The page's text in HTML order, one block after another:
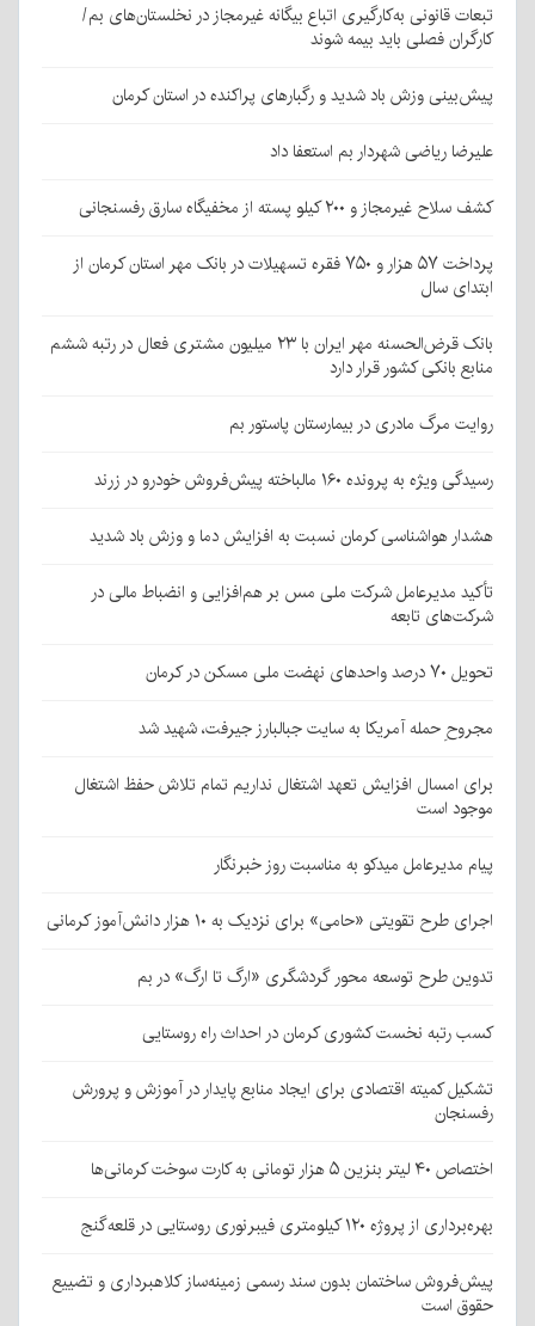
تبعات قانونی به‌کارگیری اتباع بیگانه غیرمجاز در نخلستان‌های بم/
کارگران فصلی باید بیمه شوند
پیش‌بینی وزش باد شدید و رگبارهای پراکنده در استان کرمان
علیرضا ریاضی شهردار بم استعفا داد
کشف سلاح غیرمجاز و ۲۰۰ کیلو پسته از مخفیگاه سارق رفسنجانی
پرداخت ۵۷ هزار و ۷۵۰ فقره تسهیلات در بانک مهر استان کرمان از
ابتدای سال
بانک قرض‌الحسنه مهر ایران با ۲۳ میلیون مشتری فعال در رتبه ششم
منابع بانکی کشور قرار دارد
روایت مرگ مادری در بیمارستان پاستور بم
رسیدگی ویژه به پرونده ۱۶۰ مالباخته پیش‌فروش خودرو در زرند
هشدار هواشناسی کرمان نسبت به افزایش دما و وزش باد شدید
تأکید مدیرعامل شرکت ملی مس بر هم‌افزایی و انضباط مالی در
شرکت‌های تابعه
تحویل ۷۰ درصد واحدهای نهضت ملی مسکن در کرمان
مجروحِ حمله آمریکا به سایت جبالبارز جیرفت، شهید شد
برای امسال افزایش تعهد اشتغال نداریم تمام تلاش حفظ اشتغال
موجود است
پیام مدیرعامل میدکو به مناسبت روز خبرنگار
اجرای طرح تقویتی «حامی» برای نزدیک به ۱۰ هزار دانش‌آموز کرمانی
تدوین طرح توسعه محور گردشگری «ارگ تا ارگ» در بم
کسب رتبه نخست کشوری کرمان در احداث راه روستایی
تشکیل کمیته اقتصادی برای ایجاد منابع پایدار در آموزش و پرورش
رفسنجان
اختصاص ۴۰ لیتر بنزین ۵ هزار تومانی به کارت سوخت کرمانی‌ها
بهره‌برداری از پروژه ۱۲۰ کیلومتری فیبرنوری روستایی در قلعه‌گنج
پیش‌فروش ساختمان بدون سند رسمی زمینه‌ساز کلاهبرداری و تضییع
حقوق است